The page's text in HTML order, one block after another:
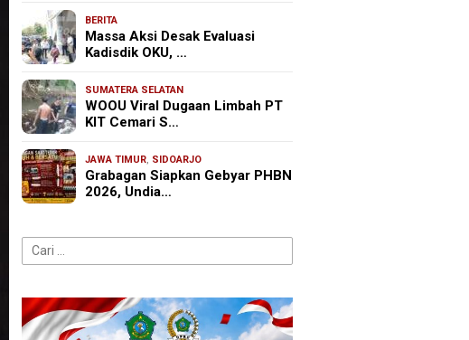
BERITA
Massa Aksi Desak Evaluasi
Kadisdik OKU, …
SUMATERA SELATAN
WOOU Viral Dugaan Limbah PT
KIT Cemari S…
JAWA TIMUR, SIDOARJO
Grabagan Siapkan Gebyar PHBN
2026, Undia…
Cari
untuk: